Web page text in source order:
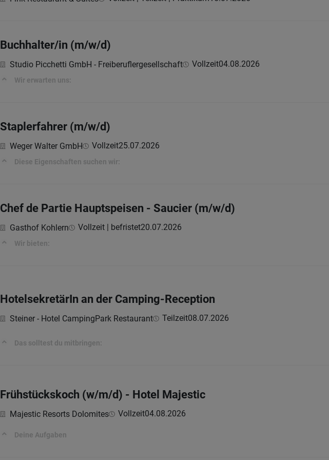
Buchhalter/in (m/w/d)
Studio Picchetti GmbH - Freiberuflergesellschaft Vollzeit04.08.2026
Wir erwarten uns:
Staplerfahrer (m/w/d)
Weger Walter GmbH Vollzeit25.07.2026
Diese Eigenschaften suchen wir:
Chef de Partie Hauptspeisen - Saucier (m/w/d)
Gasthof Kohlern Vollzeit | befristet20.07.2026
Wir bieten:
HotelsekretärIn an der Camping-Reception
Steiner - Hotel CampingPark Restaurant Teilzeit08.07.2026
Das solltest du mitbringen:
Frühstückskoch (w/m/d) - Hotel Majestic
Majestic Resorts Dolomites Vollzeit04.08.2026
Deine Aufgaben